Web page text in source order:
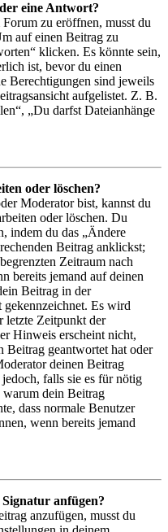
eine Antwort?
zu eröffnen, musst du
auf einen Beitrag zu
klicken. Es könnte sein,
ist, bevor du einen
Berechtigungen sind jeweils
aufgelistet. Z. B.
„Du darfst Dateianhänge
oder löschen?
Moderator bist, kannst du
oder löschen. Du
indem du das „Ändere
Beitrag anklickst;
Zeitraum nach
bereits jemand auf deinen
Beitrag in der
gekennzeichnet. Es wird
letzte Zeitpunkt der
Hinweis erscheint nicht,
Beitrag geantwortet hat oder
deinen Beitrag
falls sie es für nötig
warum dein Beitrag
dass normale Benutzer
wenn bereits jemand
anfügen?
anzufügen, musst du